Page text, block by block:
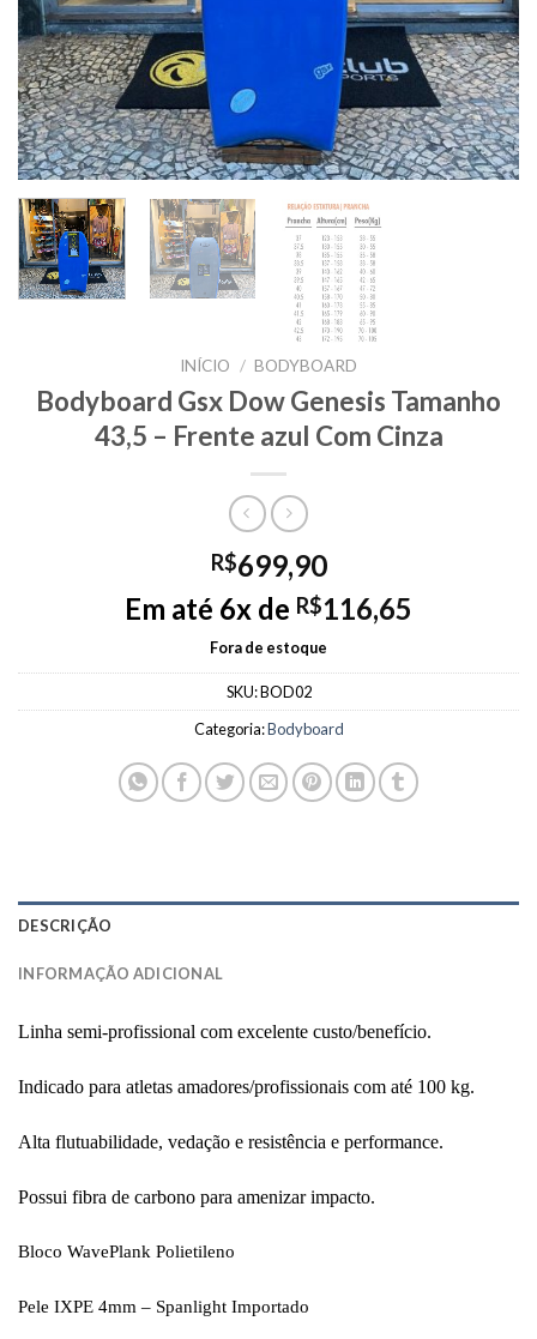
INÍCIO / BODYBOARD
Bodyboard Gsx Dow Genesis Tamanho
43,5 – Frente azul Com Cinza
R$699,90
Em até 6x de R$116,65
Fora de estoque
SKU:BOD02
Categoria:Bodyboard
DESCRIÇÃO
INFORMAÇÃO ADICIONAL
Linha semi-profissional com excelente custo/benefício.
Indicado para atletas amadores/profissionais com até 100 kg.
Alta flutuabilidade, vedação e resistência e performance.
Possui fibra de carbono para amenizar impacto.
Bloco WavePlank Polietileno
Pele IXPE 4mm – Spanlight Importado